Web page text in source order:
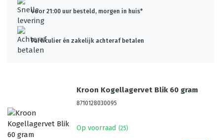
Voor 21:00 uur besteld, morgen in huis*
Particulier én zakelijk achteraf betalen
Kroon Kogellagervet Blik 60 gram
8710128030095
Op voorraad (25)